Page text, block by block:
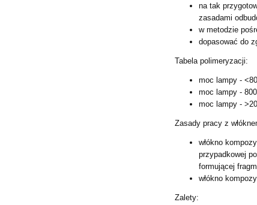
na tak
zasadami
w metodzie
dopasować do
Tabela polimeryzacji:
moc lampy -
moc lampy -
moc lampy -
Zasady pracy z
włókno
przypadkowej
formującej
włókno
Zalety: